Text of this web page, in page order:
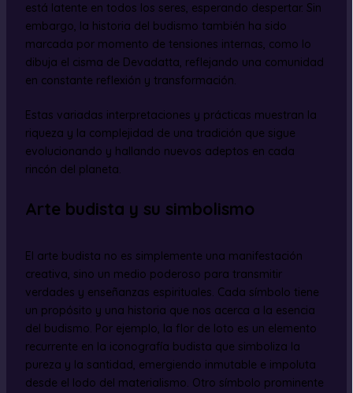
está latente en todos los seres, esperando despertar. Sin
embargo, la historia del budismo también ha sido
marcada por momento de tensiones internas, como lo
dibuja el cisma de Devadatta, reflejando una comunidad
en constante reflexión y transformación.
Estas variadas interpretaciones y prácticas muestran la
riqueza y la complejidad de una tradición que sigue
evolucionando y hallando nuevos adeptos en cada
rincón del planeta.
Arte budista y su simbolismo
El arte budista no es simplemente una manifestación
creativa, sino un medio poderoso para transmitir
verdades y enseñanzas espirituales. Cada símbolo tiene
un propósito y una historia que nos acerca a la esencia
del budismo. Por ejemplo, la flor de loto es un elemento
recurrente en la iconografía budista que simboliza la
pureza y la santidad, emergiendo inmutable e impoluta
desde el lodo del materialismo. Otro símbolo prominente